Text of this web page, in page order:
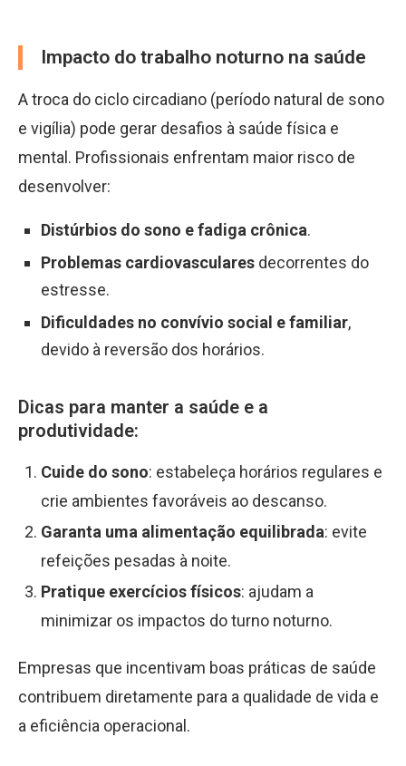
Impacto do trabalho noturno na saúde
A troca do ciclo circadiano (período natural de sono
e vigília) pode gerar desafios à saúde física e
mental. Profissionais enfrentam maior risco de
desenvolver:
Distúrbios do sono e fadiga crônica.
Problemas cardiovasculares decorrentes do
estresse.
Dificuldades no convívio social e familiar,
devido à reversão dos horários.
Dicas para manter a saúde e a
produtividade:
Cuide do sono: estabeleça horários regulares e
crie ambientes favoráveis ao descanso.
Garanta uma alimentação equilibrada: evite
refeições pesadas à noite.
Pratique exercícios físicos: ajudam a
minimizar os impactos do turno noturno.
Empresas que incentivam boas práticas de saúde
contribuem diretamente para a qualidade de vida e
a eficiência operacional.